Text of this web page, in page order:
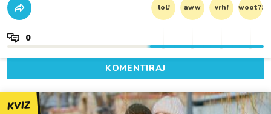
lol! aww vrh! woot?!
0
KOMENTIRAJ
KVIZ